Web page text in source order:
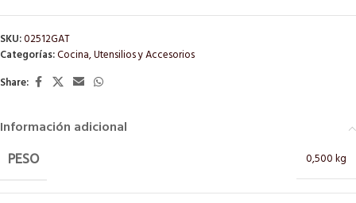
SKU:02512GAT
Categorías:Cocina,Utensilios y Accesorios
Share:
Información adicional
PESO 0,500 kg